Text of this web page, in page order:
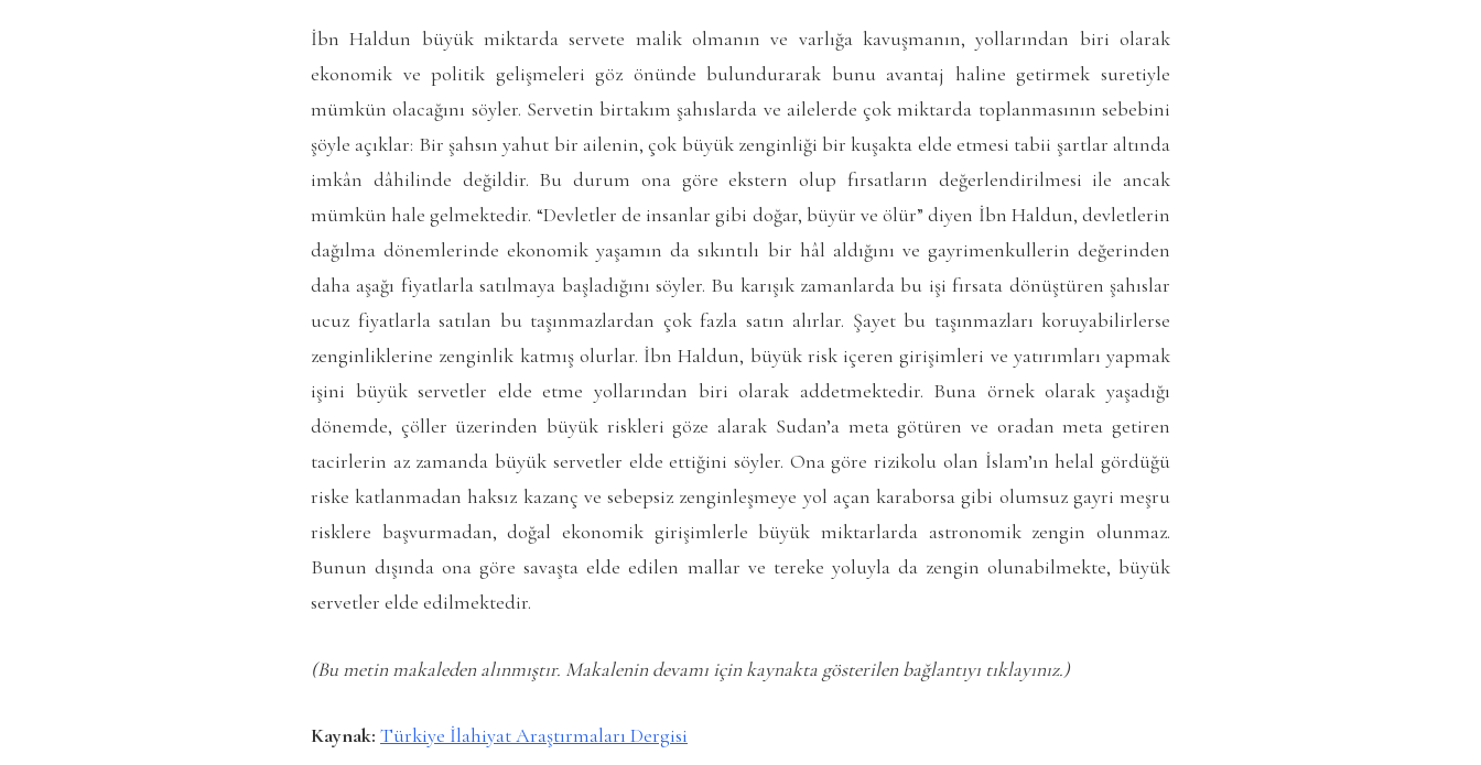
İbn Haldun büyük miktarda servete malik olmanın ve varlığa kavuşmanın, yollarından biri olarak
ekonomik ve politik gelişmeleri göz önünde bulundurarak bunu avantaj haline getirmek suretiyle
mümkün olacağını söyler. Servetin birtakım şahıslarda ve ailelerde çok miktarda toplanmasının sebebini
şöyle açıklar: Bir şahsın yahut bir ailenin, çok büyük zenginliği bir kuşakta elde etmesi tabii şartlar altında
imkân dâhilinde değildir. Bu durum ona göre ekstern olup fırsatların değerlendirilmesi ile ancak
mümkün hale gelmektedir. “Devletler de insanlar gibi doğar, büyür ve ölür” diyen İbn Haldun, devletlerin
dağılma dönemlerinde ekonomik yaşamın da sıkıntılı bir hâl aldığını ve gayrimenkullerin değerinden
daha aşağı fiyatlarla satılmaya başladığını söyler. Bu karışık zamanlarda bu işi fırsata dönüştüren şahıslar
ucuz fiyatlarla satılan bu taşınmazlardan çok fazla satın alırlar. Şayet bu taşınmazları koruyabilirlerse
zenginliklerine zenginlik katmış olurlar. İbn Haldun, büyük risk içeren girişimleri ve yatırımları yapmak
işini büyük servetler elde etme yollarından biri olarak addetmektedir. Buna örnek olarak yaşadığı
dönemde, çöller üzerinden büyük riskleri göze alarak Sudan’a meta götüren ve oradan meta getiren
tacirlerin az zamanda büyük servetler elde ettiğini söyler. Ona göre rizikolu olan İslam’ın helal gördüğü
riske katlanmadan haksız kazanç ve sebepsiz zenginleşmeye yol açan karaborsa gibi olumsuz gayri meşru
risklere başvurmadan, doğal ekonomik girişimlerle büyük miktarlarda astronomik zengin olunmaz.
Bunun dışında ona göre savaşta elde edilen mallar ve tereke yoluyla da zengin olunabilmekte, büyük
servetler elde edilmektedir.
(Bu metin makaleden alınmıştır. Makalenin devamı için kaynakta gösterilen bağlantıyı tıklayınız.)
Kaynak: Türkiye İlahiyat Araştırmaları Dergisi